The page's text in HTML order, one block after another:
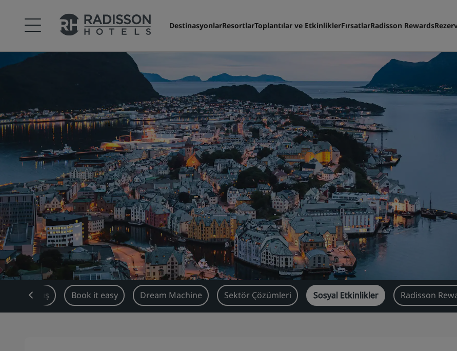
DestinasyonlarResortlarToplantılar ve EtkinliklerFırsatlarRadisson Rewards
Genel Bakış Book it easy Dream Machine Sektör Çözümleri Sosyal Etkinlikler Radisson